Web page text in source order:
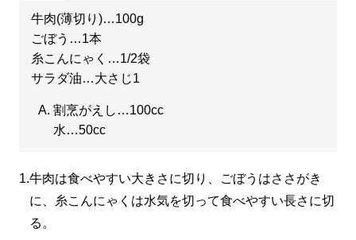
牛肉(薄切り)…100g
ごぼう…1本
糸こんにゃく…1/2袋
サラダ油…大さじ1
割烹がえし…100cc
水…50cc
1.牛肉は食べやすい大きさに切り、ごぼうはささがき
に、糸こんにゃくは水気を切って食べやすい長さに切
る。